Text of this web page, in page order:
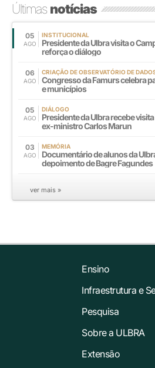
Últimasnotícias
05
AGO
INSTITUCIONAL
Presidente da Ulbra visita o
reforça o diálogo
06
AGO
CRIAÇÃO DE OBSERVATÓRIO DE
Congresso da Famurs celebra
e municípios
05
AGO
DIÁLOGO
Presidente da Ulbra recebe
ex-ministro Carlos Marun
03
AGO
MEMÓRIA
Documentário de alunos da
depoimento de Bagre Fagundes
ver mais »
Ensino
Infraestrutura e
Pesquisa
Sobre a ULBRA
Extensão